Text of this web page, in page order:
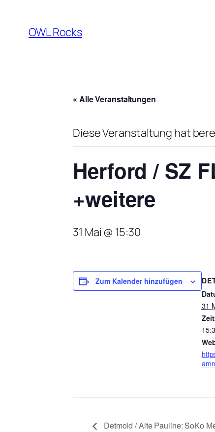
OWL Rocks
« Alle Veranstaltungen
Diese Veranstaltung hat
Herford / SZ
+weitere
31 Mai @ 15:30
Zum Kalender hinzufügen
31
Detmold / Alte Pauline: SoKo